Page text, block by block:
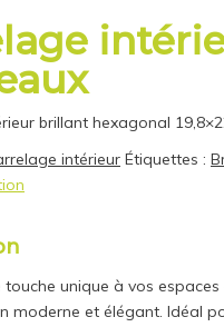
brillant hexagonal
intérieur Étiquettes :
unique à vos
moderne et élégant. Idéal